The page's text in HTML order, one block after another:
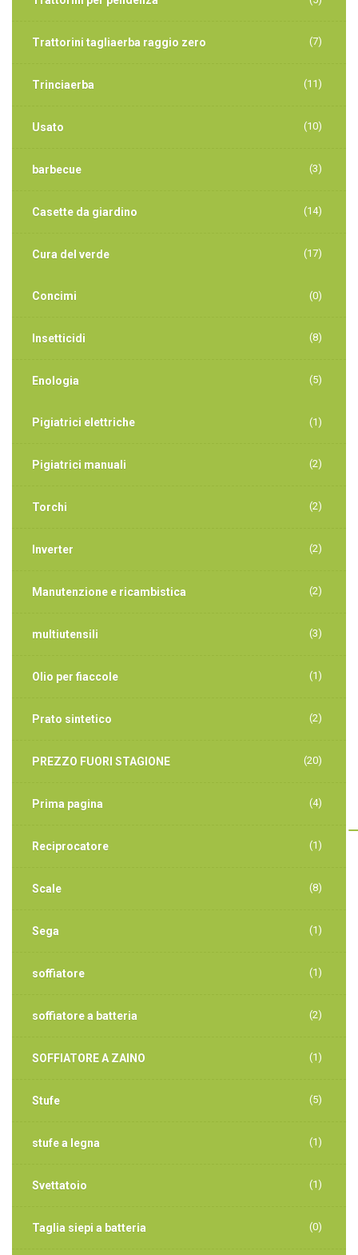
Trattorini tagliaerba raggio zero (7)
Trinciaerba (11)
Usato (10)
barbecue (3)
Casette da giardino (14)
Cura del verde (17)
Concimi (0)
Insetticidi (8)
Enologia (5)
Pigiatrici elettriche (1)
Pigiatrici manuali (2)
Torchi (2)
Inverter (2)
Manutenzione e ricambistica (2)
multiutensili (3)
Olio per fiaccole (1)
Prato sintetico (2)
PREZZO FUORI STAGIONE (20)
Prima pagina (4)
Reciprocatore (1)
Scale (8)
Sega (1)
soffiatore (1)
soffiatore a batteria (2)
SOFFIATORE A ZAINO (1)
Stufe (5)
stufe a legna (1)
Svettatoio (1)
Taglia siepi a batteria (0)